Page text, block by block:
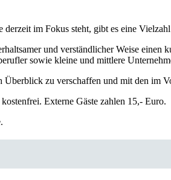
im Fokus steht, gibt es eine
und verständlicher Weise
sowie kleine und mittlere
Überblick zu verschaffen und mit den
Externe Gäste zahlen 15,- Euro.